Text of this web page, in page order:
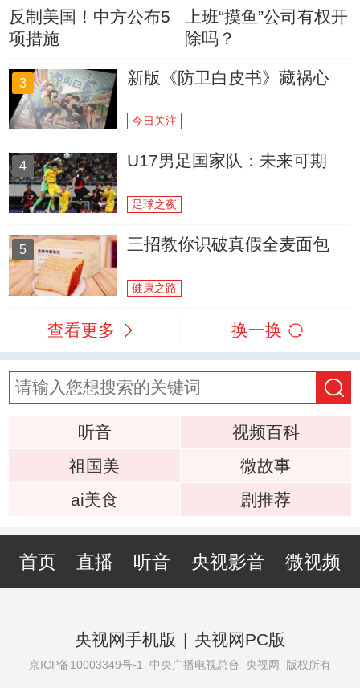
反制美国！中方公布5
项措施
上班“摸鱼”公司有权开
除吗？
3 新版《防卫白皮书》藏祸心
今日关注
4 U17男足国家队：未来可期
足球之夜
5 三招教你识破真假全麦面包
健康之路
查看更多 换一换
听音
视频百科
祖国美
微故事
ai美食
剧推荐
首页 直播 听音 央视影音 微视频
央视网手机版 | 央视网PC版
京ICP备10003349号-1 中央广播电视总台 央视网 版权所有